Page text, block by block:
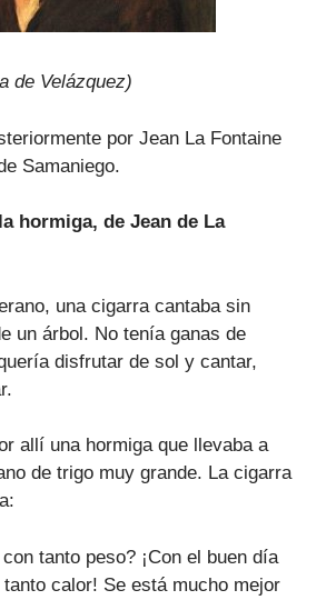
de Velázquez)
por Jean La Fontaine
Samaniego.
hormiga, de Jean de La
una cigarra cantaba sin
un árbol. No tenía ganas de
disfrutar de sol y cantar,
allí una hormiga que llevaba a
de trigo muy grande. La cigarra
tanto peso? ¡Con el buen día
calor! Se está mucho mejor